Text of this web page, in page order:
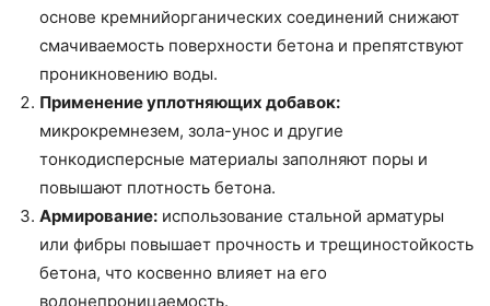
основе кремнийорганических соединений снижают
смачиваемость поверхности бетона и препятствуют
проникновению воды.
Применение уплотняющих добавок:
микрокремнезем, зола-унос и другие
тонкодисперсные материалы заполняют поры и
повышают плотность бетона.
Армирование: использование стальной арматуры
или фибры повышает прочность и трещиностойкость
бетона, что косвенно влияет на его
водонепроницаемость.